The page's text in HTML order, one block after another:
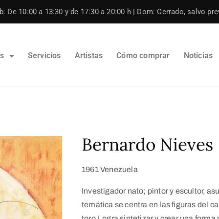
De 10:00 a 13:30 y de 17:30 a 20:00 h | Dom: Cerrado, salvo
Servicios Artistas Cómo comprar Noticias
Bernardo Nieves
1961 Venezuela
Investigador nato; pintor y escultor,
temática se centra en las figuras del